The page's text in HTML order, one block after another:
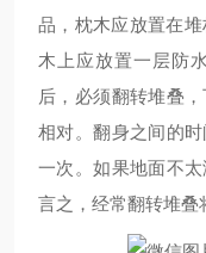
品，枕木应放置在
木上应放置一层防
后，必须翻转堆叠
相对。翻身之间的
一次。如果地面不
言之，经常翻转堆叠